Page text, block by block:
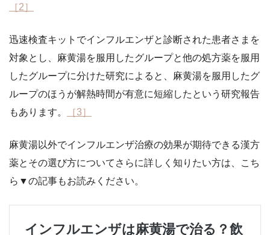
［2］
迅速検査キットでインフルエンザと診断された患者さまを
対象とし、麻黄湯を服用したグループと他の処方薬を服用
したグループに分けた研究によると、麻黄湯を服用したグ
ループのほうが解熱時間が有意に短縮したという研究報告
もあります。
［3］
麻黄湯以外でインフルエンザ治療の効果が期待できる漢方
薬とその選び方についてさらに詳しく知りたい方は、こち
ら▼の記事もお読みください。